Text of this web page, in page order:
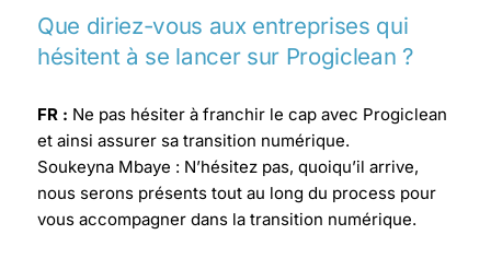
Que diriez-vous aux entreprises qui
hésitent à se lancer sur Progiclean ?
FR : Ne pas hésiter à franchir le cap avec Progiclean
et ainsi assurer sa transition numérique.
Soukeyna Mbaye : N’hésitez pas, quoiqu’il arrive,
nous serons présents tout au long du process pour
vous accompagner dans la transition numérique.